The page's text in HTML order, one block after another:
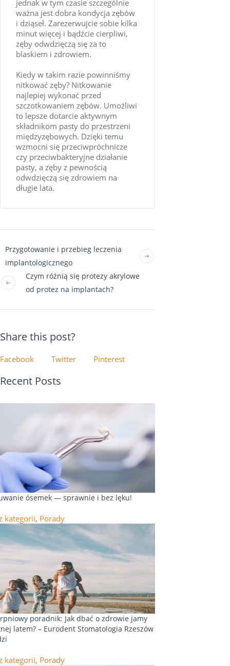
jednak w tym czasie szczególnie
ważna jest dobra kondycja zębów
i dziąseł. Zarezerwujcie sobie kilka
minut więcej i bądźcie cierpliwi,
zęby odwdzięczą się za to
blaskiem i zdrowiem.
Kiedy w takim razie powinniśmy
nitkować zęby? Nitkowanie
najlepiej wykonać przed
szczotkowaniem zębów. Umożliwi
to lepsze dotarcie aktywnym
składnikom pasty do przestrzeni
międzyzębowych. Dzięki temu
wzmocni się przeciwpróchnicze
czy przeciwbakteryjne działanie
pasty, a zęby z pewnością
odwdzięczą się zdrowiem na
długie lata.
Przygotowanie i przebieg leczenia
implantologicznego
Czym różnią się protezy akrylowe
od protez na implantach?
Share this post?
Facebook Twitter Pinterest
Recent Posts
ósemek — sprawnie i bez lęku!
kategorii, Porady
poradnik: Jak dbać o zdrowie jamy
latem? – Eurodent Stomatologia Rzeszów
kategorii, Porady